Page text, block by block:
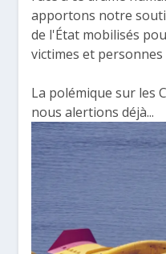
apportons notre
de l'État mobilisés
victimes et personnes
La polémique sur les
nous alertions déjà...